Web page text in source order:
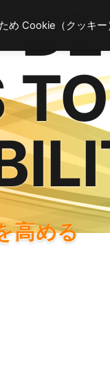
高める
め Cookie（クッキ